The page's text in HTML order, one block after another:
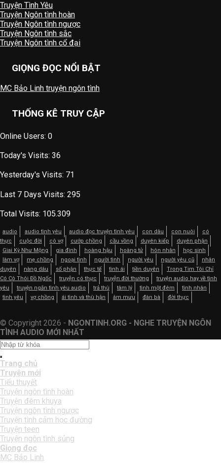
Truyện Tình Yêu
Truyện Ngôn tình hoàn
Truyện Ngôn tình ngược
Truyện Ngôn tình sắc
Truyện Ngôn tình cổ đại
GIỌNG ĐỌC NỔI BẬT
MC Bảo Linh truyện ngôn tình
THỐNG KÊ TRUY CẬP
Online Users: 0
Today's Visits: 36
Yesterday's Visits: 71
Last 7 Days Visits: 295
Total Visits: 105.309
audio audio tình yêu audio đọc truyện tình yêu con dâu con nuôi
có
thực
cuộc đời cô vợ cướp chồng cầu vồng duyên kiếp
duyên phận
Giai Kỳ Như Mộng
gia đình hoàng hậu hoàng tử hôn nhân
học sinh
làm vợ
mẹ chồng ngoại tình người tình người yêu người yêu cũ
nhân
duyên
nàng dâu số phận thực tế tình ái tiền duyên
Trong Tim Tôi Chỉ
Có Cô Thôi Đồ Ngốc
truyện có thực truyện đời thường
truyện audio hay về tình
yêu
truyện ngắn tình yêu audio trả thù tâm lý tình một đêm
tình nhân
tình yêu
vợ chồng ái tình và thù hận âm mưu đàn bà đời thực
© Copyright 2026 - NGONTINH.ORG - NGHE TRUYỆN NGÔN
TÌNH AUDIO MỚI NHẤT
Trang chủ
Truyện mới
Tiểu thuyết
Truyện ngôn tình hoàn
Truyện đêm khuya
Truyện ngôn tình ngược
Truyện tình cảm học đường
Truyện teen
Truyện ngôn tình sủng
Giọng đọc
MC Bảo Linh